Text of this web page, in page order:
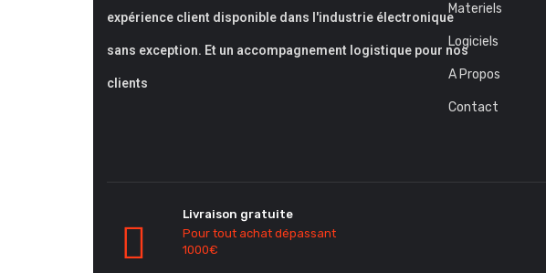
expérience client disponible dans l'industrie électronique
sans exception. Et un accompagnement logistique pour nos
clients
Materiels
Logiciels
A Propos
Contact
Livraison gratuite
Pour tout achat dépassant
1000€